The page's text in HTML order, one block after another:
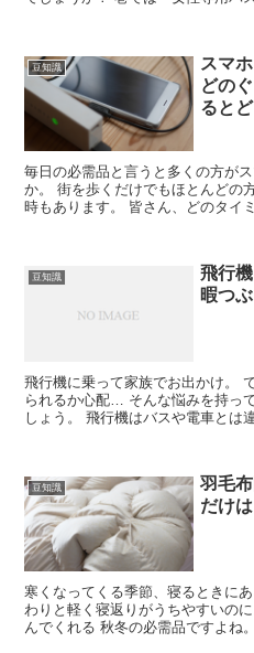
豆知識
スマ
どの
ると
毎日の必需品と言うと多くの方が
か。 街を歩くだけでもほとんどの方が歩きスマホをしている状態の
時もあります。 皆さん、どのタイミングで充電しているのでしょう
豆知識
飛行
暇つ
飛行機に乗って家族でお出かけ。 でも小学生の子供がじっとしてい
られるか心配… そんな悩みを持っている親御さんもいらっしゃるで
しょう。 飛行機はバスや電車とは違い長時間ずっと同じ場所で おと
豆知識
羽毛
だけ
寒くなってくる季節、寝るときにあると 嬉しいのが羽毛布
わりと軽く寝返りがうちやすいのに、 冷え込む夜でも体を暖
んでくれる 秋冬の必需品ですよね。 結婚や新生活のお祝いに高価な